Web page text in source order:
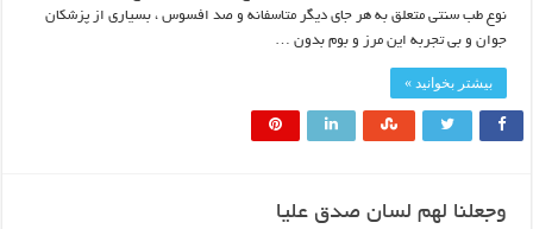
نوع طب سنتی متعلق به هر جای دیگر متاسفانه و صد افسوس ، بسیاری از پزشکان
جوان و بی تجربه این مرز و بوم بدون …
بیشتر بخوانید »
وجعلنا لهم لسان صدق علیا